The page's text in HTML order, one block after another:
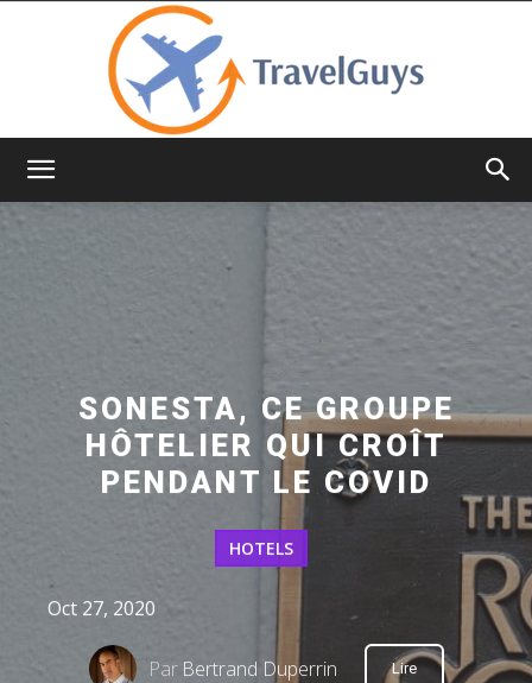
SONESTA, CE GROUPE
HÔTELIER QUI CROÎT
PENDANT LE COVID
HOTELS
Oct 27, 2020
Par Bertrand Duperrin Lire